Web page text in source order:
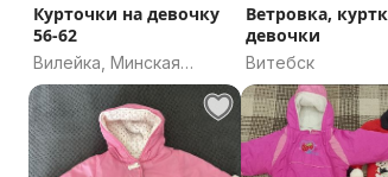
Курточки на девочку
56-62
Вилейка, Минская
область
Ветровка,
девочки
Витебск